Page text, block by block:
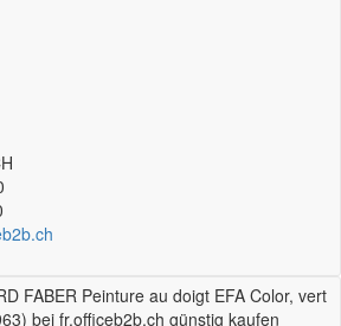
FABER Peinture au doigt EFA Color, vert
bei fr.officeb2b.ch günstig kaufen